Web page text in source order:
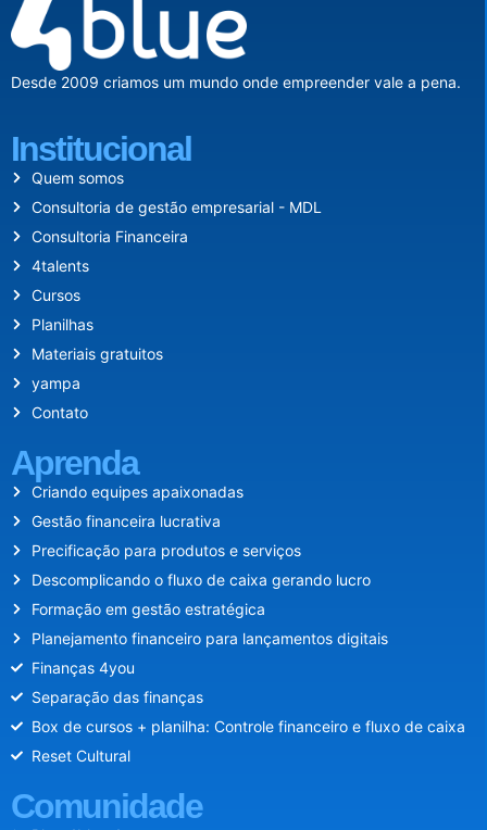
Desde 2009 criamos um mundo onde empreender vale a pena.
Institucional
Quem somos
Consultoria de gestão empresarial - MDL
Consultoria Financeira
4talents
Cursos
Planilhas
Materiais gratuitos
yampa
Contato
Aprenda
Criando equipes apaixonadas
Gestão financeira lucrativa
Precificação para produtos e serviços
Descomplicando o fluxo de caixa gerando lucro
Formação em gestão estratégica
Planejamento financeiro para lançamentos digitais
Finanças 4you
Separação das finanças
Box de cursos + planilha: Controle financeiro e fluxo de caixa
Reset Cultural
Comunidade